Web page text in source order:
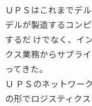
ＵＰＳはこれまでデ
デルが製造するコン
するだ けでなく、イ
クス業務からサプラ
ってきた。
Ｕ ＰＳのネットワー
の形でロジスティク